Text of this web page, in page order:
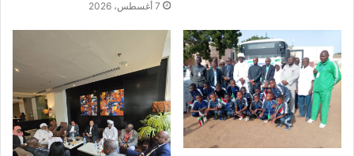
7 أغسطس، 2026